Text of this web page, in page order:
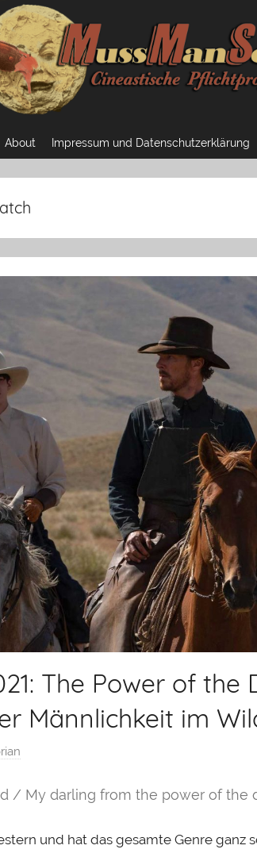
About Impressum und Datenschutzerklärung
The Power of the
Männlichkeit im
/ My darling from the power of the
und hat das gesamte Genre ganz